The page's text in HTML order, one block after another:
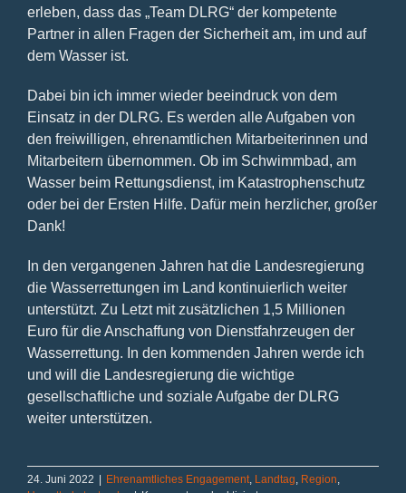
erleben, dass das „Team DLRG“ der kompetente
Partner in allen Fragen der Sicherheit am, im und auf
dem Wasser ist.
Dabei bin ich immer wieder beeindruck von dem
Einsatz in der DLRG. Es werden alle Aufgaben von
den freiwilligen, ehrenamtlichen Mitarbeiterinnen und
Mitarbeitern übernommen. Ob im Schwimmbad, am
Wasser beim Rettungsdienst, im Katastrophenschutz
oder bei der Ersten Hilfe. Dafür mein herzlicher, großer
Dank!
In den vergangenen Jahren hat die Landesregierung
die Wasserrettungen im Land kontinuierlich weiter
unterstützt. Zu Letzt mit zusätzlichen 1,5 Millionen
Euro für die Anschaffung von Dienstfahrzeugen der
Wasserrettung. In den kommenden Jahren werde ich
und will die Landesregierung die wichtige
gesellschaftliche und soziale Aufgabe der DLRG
weiter unterstützen.
24. Juni 2022 Ehrenamtliches Engagement, Landtag, Region,